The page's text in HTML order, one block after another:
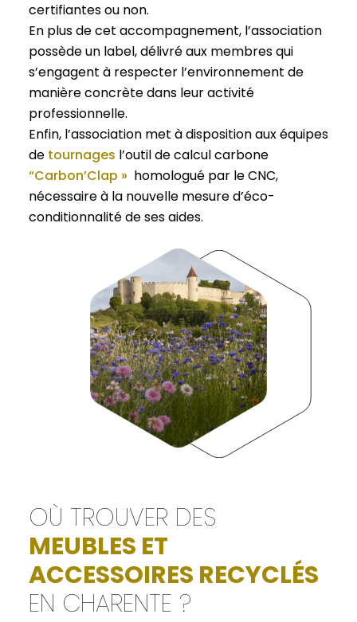
certifiantes ou non.
En plus de cet accompagnement, l’association
possède un label, délivré aux membres qui
s’engagent à respecter l’environnement de
manière concrète dans leur activité
professionnelle.
Enfin, l’association met à disposition aux équipes
de tournages l’outil de calcul carbone
“Carbon’Clap » homologué par le CNC,
nécessaire à la nouvelle mesure d’éco-
conditionnalité de ses aides.
OÙ TROUVER DES
MEUBLES ET
ACCESSOIRES RECYCLÉS
EN CHARENTE ?